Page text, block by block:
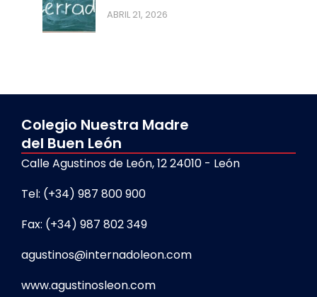
ABRIL 21, 2026
Colegio Nuestra Madre
del Buen León
Calle Agustinos de León, 12 24010 - León
Tel: (+34) 987 800 900
Fax: (+34) 987 802 349
agustinos@internadoleon.com
www.agustinosleon.com